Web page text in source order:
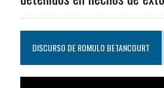
DISCURSO DE ROMULO BETANCOURT